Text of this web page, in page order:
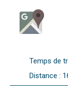
Temps de
Distance :